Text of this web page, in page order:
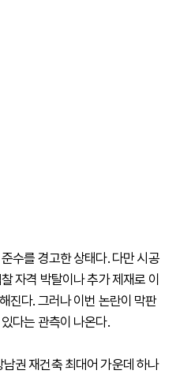
수를 경고한 상태다. 다만 시공
자격 박탈이나 추가 제재로 이
진다. 그러나 이번 논란이 막판
다는 관측이 나온다.
권 재건축 최대어 가운데 하나